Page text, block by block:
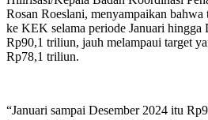
Rosan Roeslani, menyampaikan
ke KEK selama periode Januari hingga
Rp90,1 triliun, jauh melampaui target
Rp78,1 triliun.
“Januari sampai Desember 2024 itu